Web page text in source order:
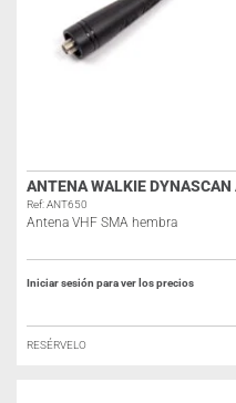
ANTENA WALKIE
Ref: ANT650
Antena VHF SMA hembra
Iniciar sesión para ver los precios
RESÉRVELO